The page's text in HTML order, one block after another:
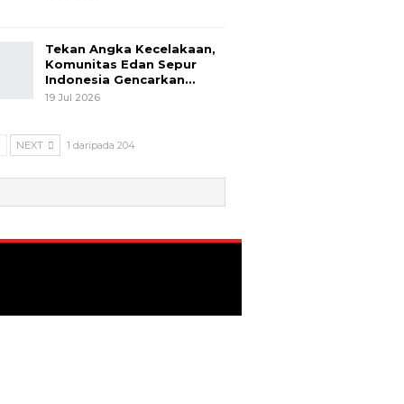
Tekan Angka Kecelakaan,
Komunitas Edan Sepur
Indonesia Gencarkan…
19 Jul 2026
NEXT 1 daripada 204